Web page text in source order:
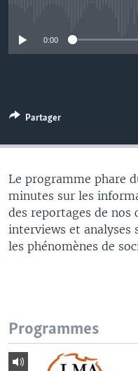
0:00
Partager
Le programme phare
minutes sur les
des reportages de nos
interviews et analyses
les phénomènes de
Programmes